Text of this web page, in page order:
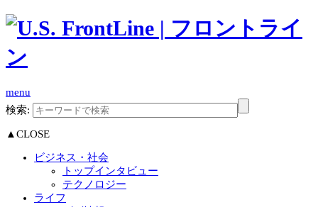
menu
検索:
▲CLOSE
ビジネス・社会
トップインタビュー
テクノロジー
ライフ